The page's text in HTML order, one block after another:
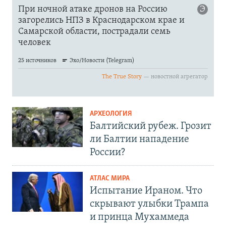
АРХЕОЛОГИЯ
Балтийский рубеж. Грозит
ли Балтии нападение
России?
АТЛАС МИРА
Испытание Ираном. Что
скрывают улыбки Трампа
и принца Мухаммеда